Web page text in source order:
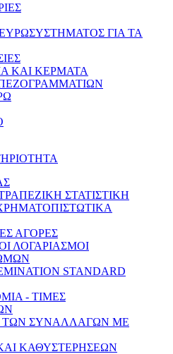
ΓΙΑ ΤΑ
ΚΑΙ ΚΕΡΜΑΤΑ
ΣΤΑΤΙΣΤΙΚΗ
ΑΓΟΡΕΣ
ΛΟΓΑΡΙΑΣΜΟΙ
STANDARD
- ΤΙΜΕΣ
ΤΩΝ ΣΥΝΑΛΛΑΓΩΝ ΜΕ
ΚΑΘΥΣΤΕΡΗΣΕΩΝ